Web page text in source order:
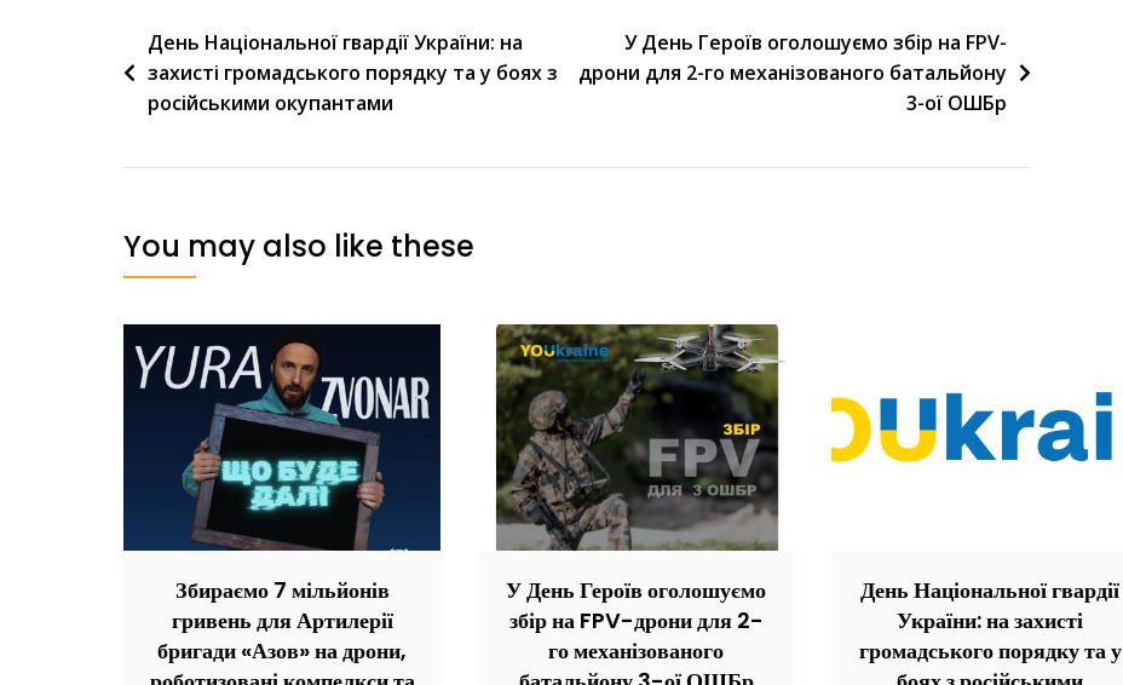
Навігація
записів
День Національної гвардії України: на
захисті громадського порядку та у боях з
російськими окупантами
У День Героїв оголошуємо збір на FPV-
дрони для 2-го механізованого батальйону
3-ої ОШБр
You may also like these
Збираємо 7 мільйонів
гривень для Артилерії
бригади «Азов» на дрони,
У День Героїв оголошуємо
збір на FPV-дрони для 2-
го механізованого
День Національної гвардії
України: на захисті
громадського порядку та у